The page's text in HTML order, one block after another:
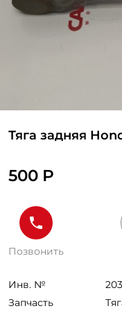
Тяга задняя
500 Р
Позвонить
Инв. №
Запчасть